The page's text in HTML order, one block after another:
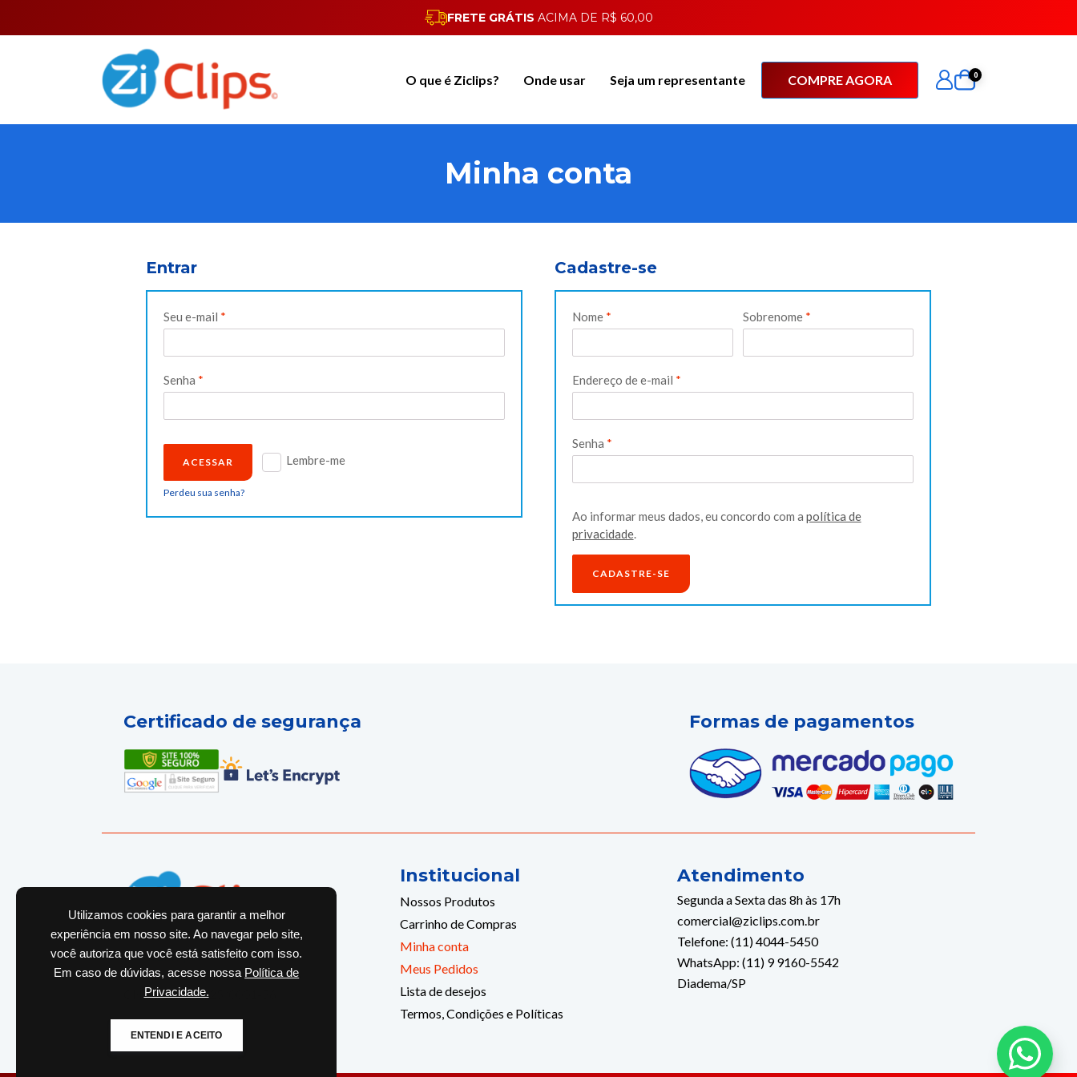
Utilizamos cookies para garantir a melhor
experiência em nosso site. Ao navegar pelo site,
você autoriza que você está satisfeito com isso.
Em caso de dúvidas, acesse nossa Política de
Privacidade.
ENTENDI E ACEITO
FRETE GRÁTIS ACIMA DE R$ 60,00
O que é Ziclips? Onde usar Seja um representante COMPRE AGORA 0
Minha conta
Entrar
Seu e-mail *
Senha *
Lembre-me
ACESSAR
Perdeu sua senha?
Cadastre-se
Nome * Sobrenome *
Endereço de e-mail *Obrigatório
Senha *Obrigatório
Ao informar meus dados, eu concordo com a política de
privacidade.
CADASTRE-SE
Certificado de segurança Formas de pagamentos
Produzido por
Plasmedix Peças Plasticas LTDA
CNPJ: 10.886.625/0001-56
Institucional
Nossos Produtos
Carrinho de Compras
Minha conta
Meus Pedidos
Lista de desejos
Termos, Condições e Políticas
Atendimento
Segunda a Sexta das 8h às 17h
comercial@ziclips.com.br
Telefone: (11) 4044-5450
WhatsApp: (11) 9 9160-5542
Diadema/SP